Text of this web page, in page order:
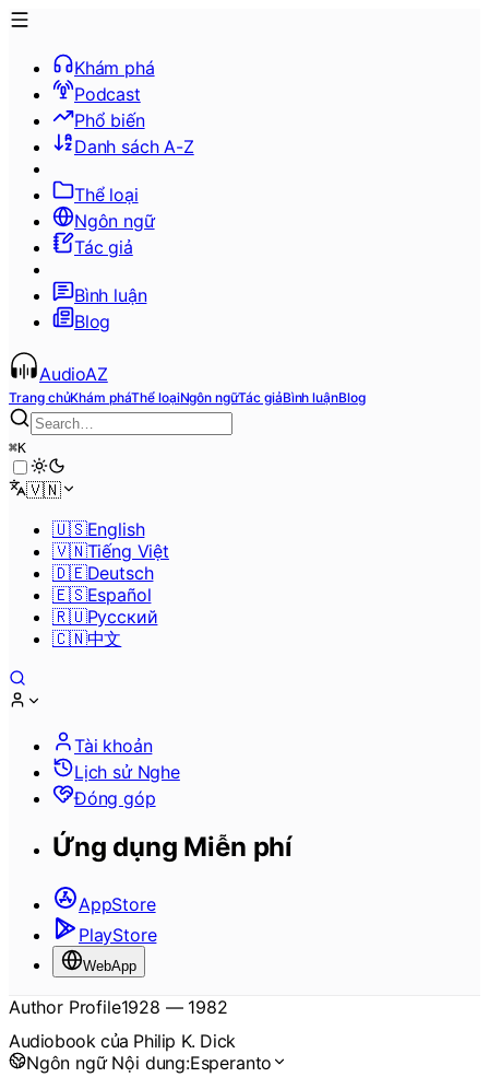
Khám phá
Podcast
Phổ biến
Danh sách A-Z
Thể loại
Ngôn ngữ
Tác giả
Bình luận
Blog
AudioAZ
Trang chủKhám pháThể loạiNgôn ngữTác giảBình luậnBlog
⌘K
🇻🇳
🇺🇸English
🇻🇳Tiếng Việt
🇩🇪Deutsch
🇪🇸Español
🇷🇺Pусский
🇨🇳中文
Tài khoản
Lịch sử Nghe
Đóng góp
Ứng dụng Miễn phí
AppStore
PlayStore
WebApp
Author Profile1928 — 1982
Audiobook của Philip K. Dick
Ngôn ngữ Nội dung:Esperanto